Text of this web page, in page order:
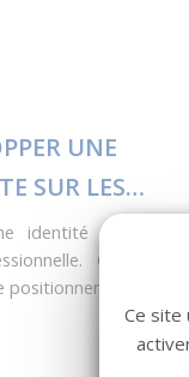
UNE
SUR LES
identité visuelle
Chaque
et
Ce site